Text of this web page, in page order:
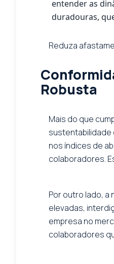
entender as
duradouras,
Reduza
Robusta
Mais do que
sustentabilidade
nos índices de
colaboradores.
Por outro lado, a
elevadas,
empresa no
colaboradores